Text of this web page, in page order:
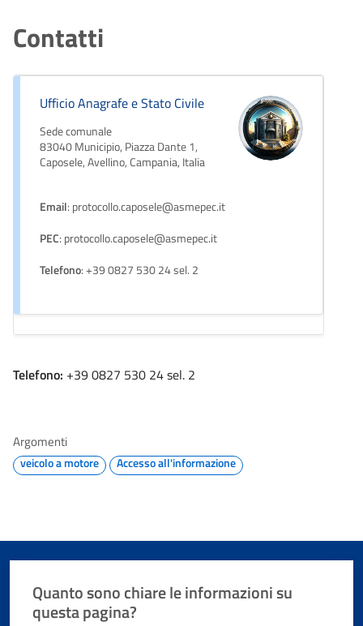
Contatti
Ufficio Anagrafe e Stato Civile
Sede comunale
83040 Municipio, Piazza Dante 1,
Caposele, Avellino, Campania, Italia
Email: protocollo.caposele@asmepec.it
PEC: protocollo.caposele@asmepec.it
Telefono: +39 0827 530 24 sel. 2
Telefono: +39 0827 530 24 sel. 2
Argomenti
veicolo a motore Accesso all'informazione
Quanto sono chiare le informazioni su
questa pagina?